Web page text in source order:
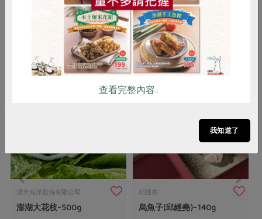
你可能有興趣的產品
湧升海洋股份有限公司
澎湖大花枝-500g
邱經堯
烏魚子(邱經堯)-140g
查看完整內容..
我知道了